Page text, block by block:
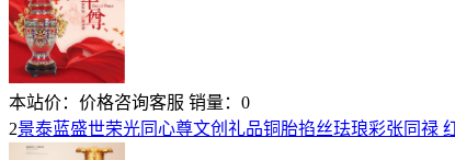
本站价： 价格咨询客服 销量： 0
2景泰蓝盛世荣光同心尊文创礼品铜胎掐丝珐琅彩张同禄